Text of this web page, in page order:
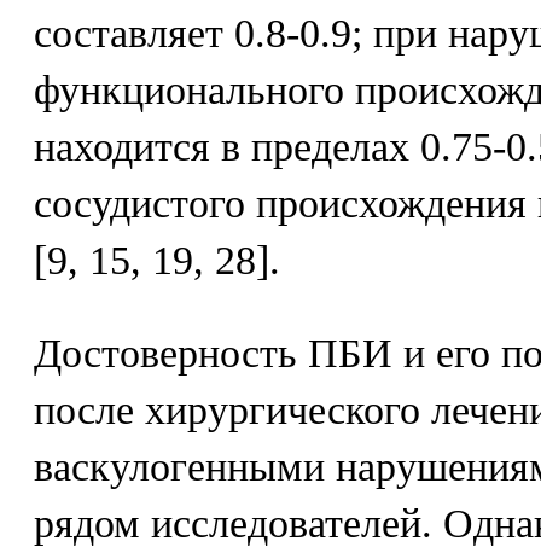
составляет 0.8-0.9; при
функционального
находится в пределах 0.75-
сосудистого
[9, 15, 19, 28].
Достоверность ПБИ и его
после хирургического
васкулогенными
рядом исследователей.